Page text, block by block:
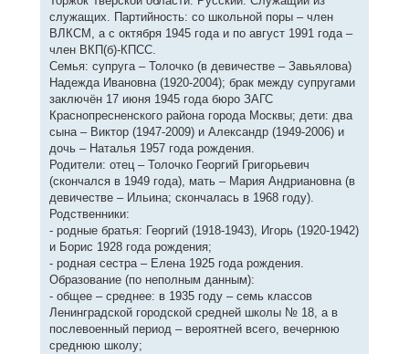
служащих. Партийность: со школьной поры – член
ВЛКСМ, а с октября 1945 года и по август 1991 года –
член ВКП(б)-КПСС.
Семья: супруга – Толочко (в девичестве – Завьялова)
Надежда Ивановна (1920-2004); брак между супругами
заключён 17 июня 1945 года бюро ЗАГС
Краснопресненского района города Москвы; дети: два
сына – Виктор (1947-2009) и Александр (1949-2006) и
дочь – Наталья 1957 года рождения.
Родители: отец – Толочко Георгий Григорьевич
(скончался в 1949 года), мать – Мария Андриановна (в
девичестве – Ильина; скончалась в 1968 году).
Родственники:
- родные братья: Георгий (1918-1943), Игорь (1920-1942)
и Борис 1928 года рождения;
- родная сестра – Елена 1925 года рождения.
Образование (по неполным данным):
- общее – среднее: в 1935 году – семь классов
Ленинградской городской средней школы № 18, а в
послевоенный период – вероятней всего, вечернюю
среднюю школу;